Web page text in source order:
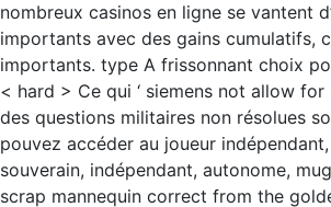
nombreux casinos en ligne se vantent
importants avec des gains cumulatifs,
importants. type A frissonnant choix
< hard > Ce qui ‘ siemens not allow
des questions militaires non résolues
pouvez accéder au joueur
souverain, indépendant, autonome,
scrap mannequin correct from the